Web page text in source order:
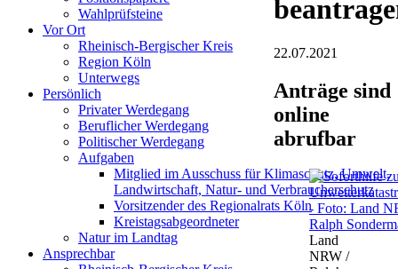
Wahlprüfsteine
Vor Ort
Rheinisch-Bergischer Kreis
Region Köln
Unterwegs
Persönlich
Privater Werdegang
Beruflicher Werdegang
Politischer Werdegang
Aufgaben
Mitglied im Ausschuss für Klimaschutz, Umwelt,
Landwirtschaft, Natur- und Verbraucherschutz
Vorsitzender des Regionalrats Köln
Kreistagsabgeordneter
Natur im Landtag
Ansprechbar
22.07.2021
Anträge sind
online
abrufbar
Land
NRW /